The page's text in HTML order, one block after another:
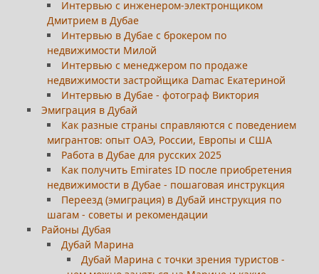
Интервью с инженером-электронщиком
Дмитрием в Дубае
Интервью в Дубае с брокером по
недвижимости Милой
Интервью с менеджером по продаже
недвижимости застройщика Damac Екатериной
Интервью в Дубае - фотограф Виктория
Эмиграция в Дубай
Как разные страны справляются с поведением
мигрантов: опыт ОАЭ, России, Европы и США
Работа в Дубае для русских 2025
Как получить Emirates ID после приобретения
недвижимости в Дубае - пошаговая инструкция
Переезд (эмиграция) в Дубай инструкция по
шагам - советы и рекомендации
Районы Дубая
Дубай Марина
Дубай Марина с точки зрения туристов -